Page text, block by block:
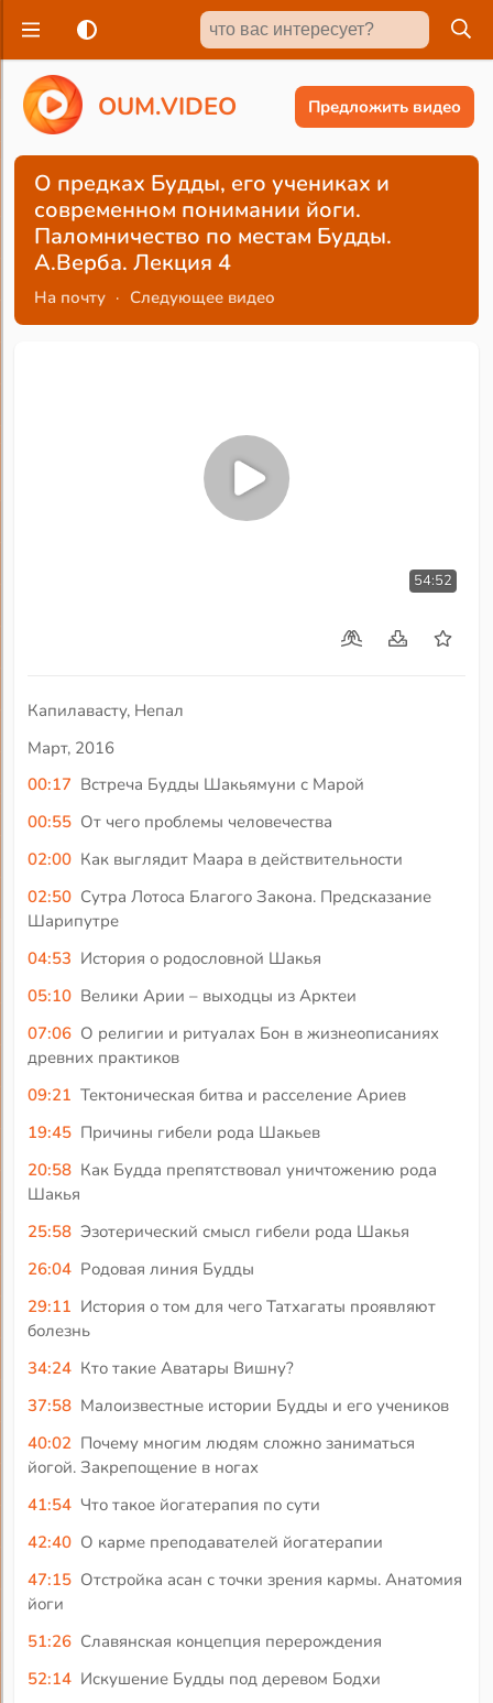
OUM.VIDEO Предложить видео
О предках Будды, его учениках и
современном понимании йоги.
Паломничество по местам Будды.
А.Верба. Лекция 4
На почту · Следующее видео
54:52
Капилавасту, Непал
Март, 2016
00:17 Встреча Будды Шакьямуни с Марой
00:55 От чего проблемы человечества
02:00 Как выглядит Маара в действительности
02:50 Сутра Лотоса Благого Закона. Предсказание
Шарипутре
04:53 История о родословной Шакья
05:10 Велики Арии – выходцы из Арктеи
07:06 О религии и ритуалах Бон в жизнеописаниях
древних практиков
09:21 Тектоническая битва и расселение Ариев
19:45 Причины гибели рода Шакьев
20:58 Как Будда препятствовал уничтожению рода
Шакья
25:58 Эзотерический смысл гибели рода Шакья
26:04 Родовая линия Будды
29:11 История о том для чего Татхагаты проявляют
болезнь
34:24 Кто такие Аватары Вишну?
37:58 Малоизвестные истории Будды и его учеников
40:02 Почему многим людям сложно заниматься
йогой. Закрепощение в ногах
41:54 Что такое йогатерапия по сути
42:40 О карме преподавателей йогатерапии
47:15 Отстройка асан с точки зрения кармы. Анатомия
йоги
51:26 Славянская концепция перерождения
52:14 Искушение Будды под деревом Бодхи